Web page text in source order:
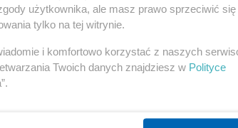
użytkownika, ale masz prawo sprzeciwić się
tylko na tej witrynie.
i komfortowo korzystać z naszych
Twoich danych znajdziesz w Polityce